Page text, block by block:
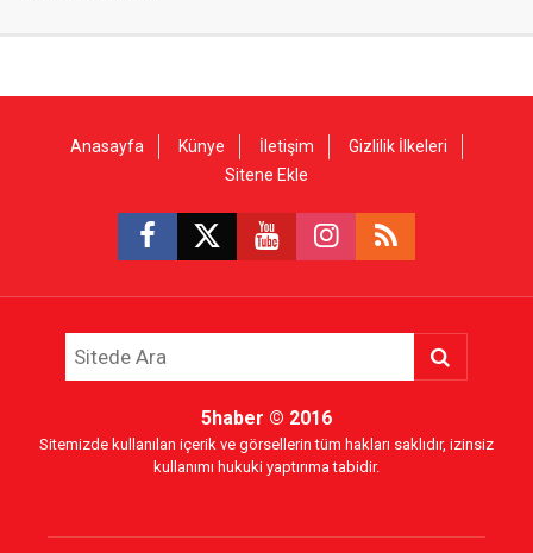
Anasayfa Künye İletişim
Gizlilik İlkeleri
Sitene Ekle
5haber © 2016
Sitemizde kullanılan içerik ve görsellerin tüm hakları saklıdır, izinsiz
kullanımı hukuki yaptırıma tabidir.